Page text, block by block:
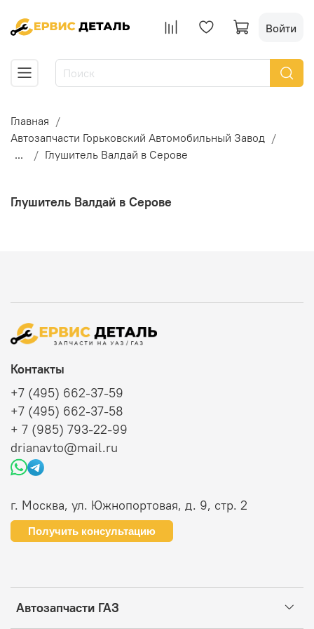
Войти
Главная
Автозапчасти Горьковский Автомобильный Завод
...
Глушитель Валдай в Серове
Глушитель Валдай в Серове
Автозапчасти ГАЗ
Контакты
+7 (495) 662-37-59
+7 (495) 662-37-58
+ 7 (985) 793-22-99
drianavto@mail.ru
г. Москва, ул. Южнопортовая, д. 9, стр. 2
Получить консультацию